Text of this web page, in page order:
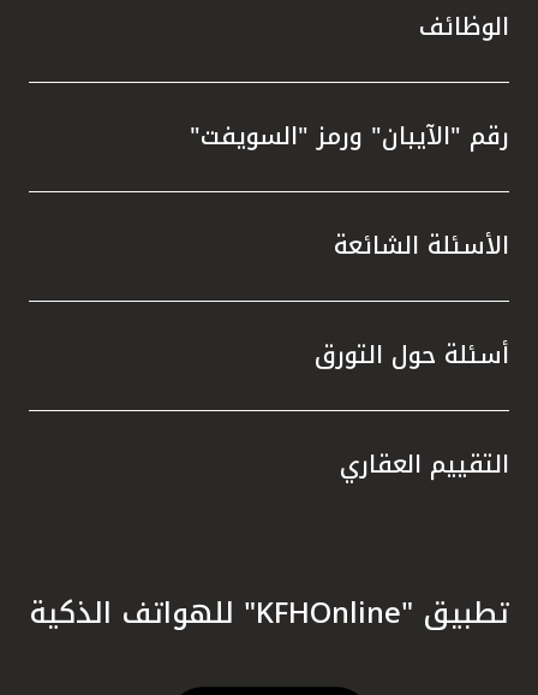
الوظائف
رقم "الآيبان" ورمز "السويفت"
الأسئلة الشائعة
أسئلة حول التورق
التقييم العقاري
تطبيق "KFHOnline" للهواتف الذكية